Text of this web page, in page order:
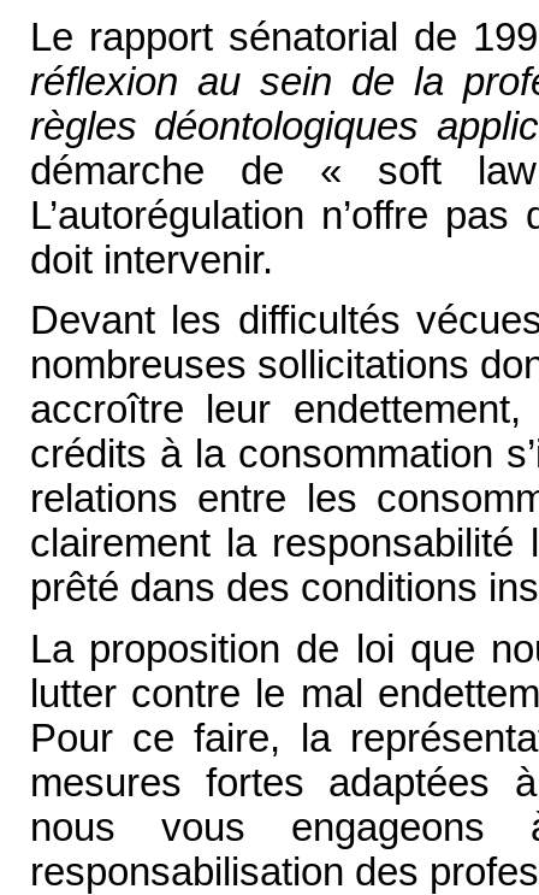
Le rapport sénatorial de
réflexion au sein de la
règles déontologiques
démarche de « soft
L’autorégulation n’offre
doit intervenir.
Devant les difficultés
nombreuses sollicitations
accroître leur
crédits à la consommation
relations entre les
clairement la
prêté dans des conditions
La proposition de loi que
lutter contre le mal
Pour ce faire, la
mesures fortes adaptées
nous vous
responsabilisation des